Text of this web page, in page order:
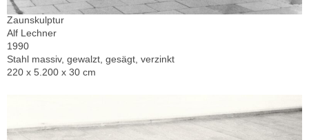
Zaunskulptur
Alf Lechner
1990
Stahl massiv, gewalzt, gesägt, verzinkt
220 x 5.200 x 30 cm